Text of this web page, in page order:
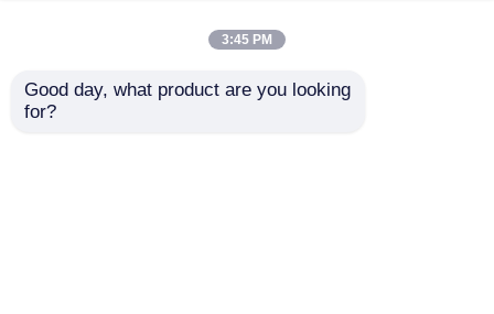
3:45 PM
Good day, what product are you looking
for?